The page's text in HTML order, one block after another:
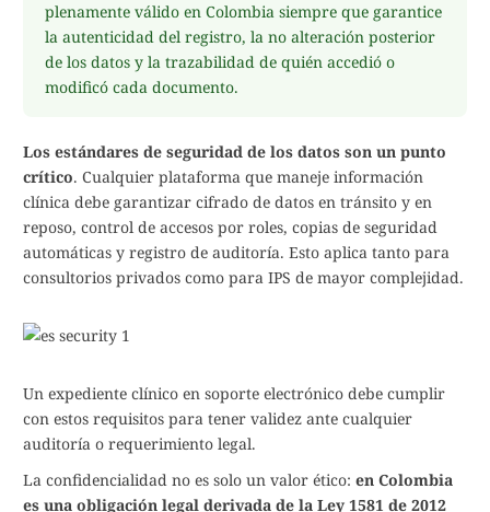
plenamente válido en Colombia siempre que garantice
la autenticidad del registro, la no alteración posterior
de los datos y la trazabilidad de quién accedió o
modificó cada documento.
Los estándares de seguridad de los datos son un punto
crítico. Cualquier plataforma que maneje información
clínica debe garantizar cifrado de datos en tránsito y en
reposo, control de accesos por roles, copias de seguridad
automáticas y registro de auditoría. Esto aplica tanto para
consultorios privados como para IPS de mayor complejidad.
Un expediente clínico en soporte electrónico debe cumplir
con estos requisitos para tener validez ante cualquier
auditoría o requerimiento legal.
La confidencialidad no es solo un valor ético: en Colombia
es una obligación legal derivada de la Ley 1581 de 2012